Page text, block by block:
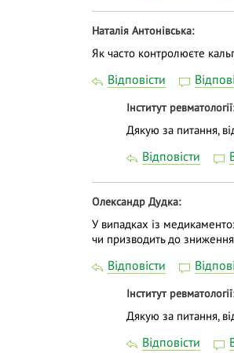
Наталія Антонівська
Як часто контролюєте
Відповісти
Інститут ревматології
Дякую за питання,
Відповісти
Олександр Дудка
У випадках із
чи призводить до
Відповісти
Інститут ревматології
Дякую за питання,
Відповісти